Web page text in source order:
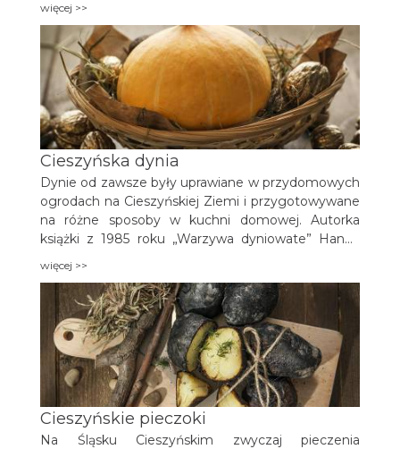
„Nasza Kuchnia” Walburgii Fójcikowej wydanej w
kwietniu 1937 roku w Czeskim Cieszynie, a będącej
nieocenioną skarbnicą tradycyjnych przepisów
kuchni Śląska Cieszyńskiego, znajdujemy przepis
na „marmeladę” (określenie marmolady w gwarze
śląskiej) z dyni.
więcej >>
Cieszyńska dynia
Dynie od zawsze były uprawiane w przydomowych
ogrodach na Cieszyńskiej Ziemi i przygotowywane
na różne sposoby w kuchni domowej. Autorka
książki z 1985 roku „Warzywa dyniowate” Hanna
właściciele ogródków uprawiają amatorsko
przeróżne, oryginalne odmiany dyń.
więcej >>
Cieszyńskie pieczoki
Na Śląsku Cieszyńskim zwyczaj pieczenia